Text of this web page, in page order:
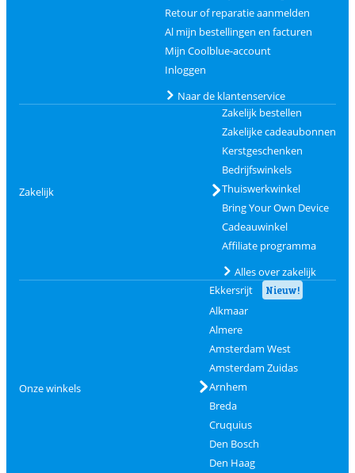
Retour of reparatie aanmelden
Al mijn bestellingen en facturen
Mijn Coolblue-account
Inloggen
Naar de klantenservice
Zakelijk
Zakelijk bestellen
Zakelijke cadeaubonnen
Kerstgeschenken
Bedrijfswinkels
Thuiswerkwinkel
Bring Your Own Device
Cadeauwinkel
Affiliate programma
Alles over zakelijk
Onze winkels
Ekkersrijt Nieuw!
Alkmaar
Almere
Amsterdam West
Amsterdam Zuidas
Arnhem
Breda
Cruquius
Den Bosch
Den Haag